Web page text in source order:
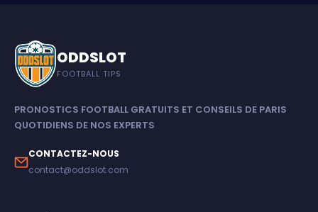
ODDSLOT
FOOTBALL TIPS
PRONOSTICS FOOTBALL GRATUITS ET CONSEILS DE PARIS
QUOTIDIENS DE NOS EXPERTS
CONTACTEZ-NOUS
contact@oddslot.com